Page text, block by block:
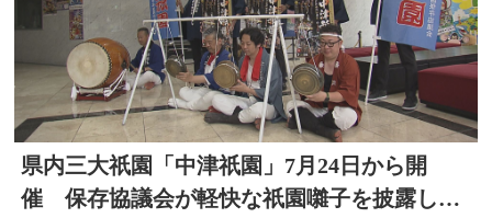
県内三大祇園「中津祇園」7月24日から開
催 保存協議会が軽快な祇園囃子を披露し祭